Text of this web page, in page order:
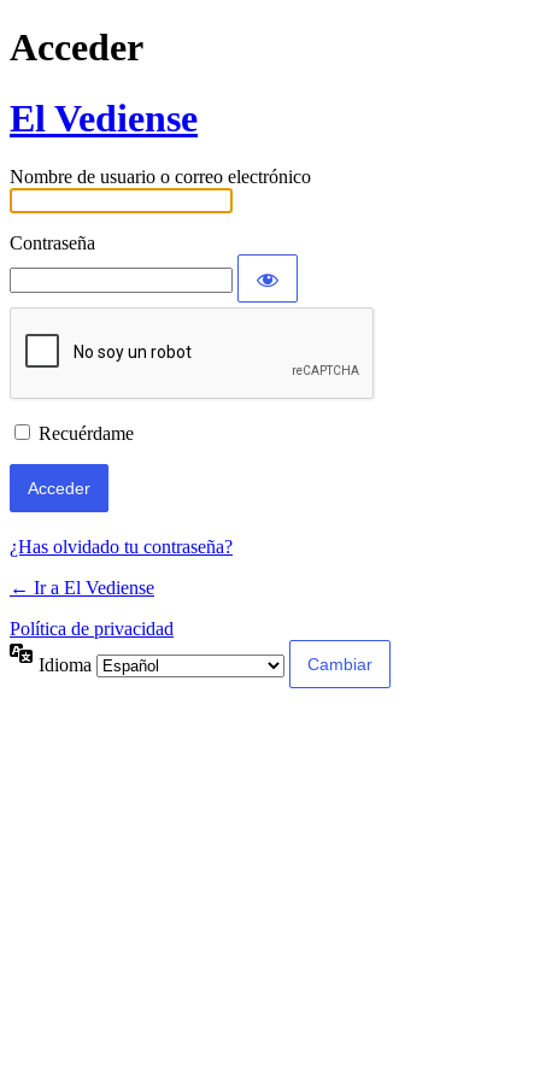
Acceder
El Vediense
Nombre de usuario o correo electrónico
Contraseña
Recuérdame
¿Has olvidado tu contraseña?
← Ir a El Vediense
Política de privacidad
Idioma